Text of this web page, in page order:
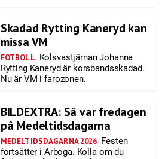
Skadad Rytting Kaneryd kan
missa VM
FOTBOLL Kolsvastjärnan Johanna
Rytting Kaneryd är korsbandsskadad.
Nu är VM i farozonen.
BILDEXTRA: Så var fredagen
på Medeltidsdagarna
MEDELTIDSDAGARNA 2026 Festen
fortsätter i Arboga. Kolla om du